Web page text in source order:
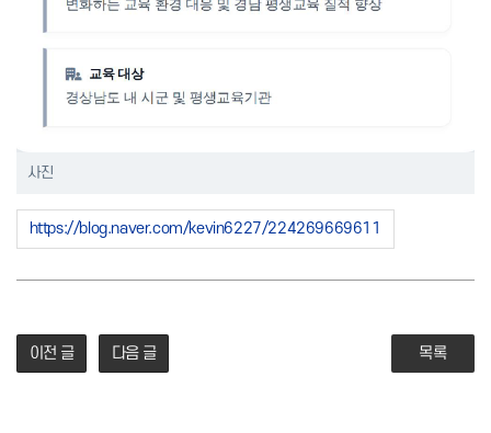
사진
https://blog.naver.com/kevin6227/224269669611
이전 글 다음 글 목록